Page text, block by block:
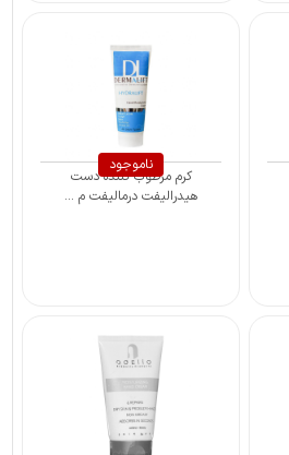
ناموجود
کرم مرطوب کننده دست
هیدرالیفت درمالیفت م ...